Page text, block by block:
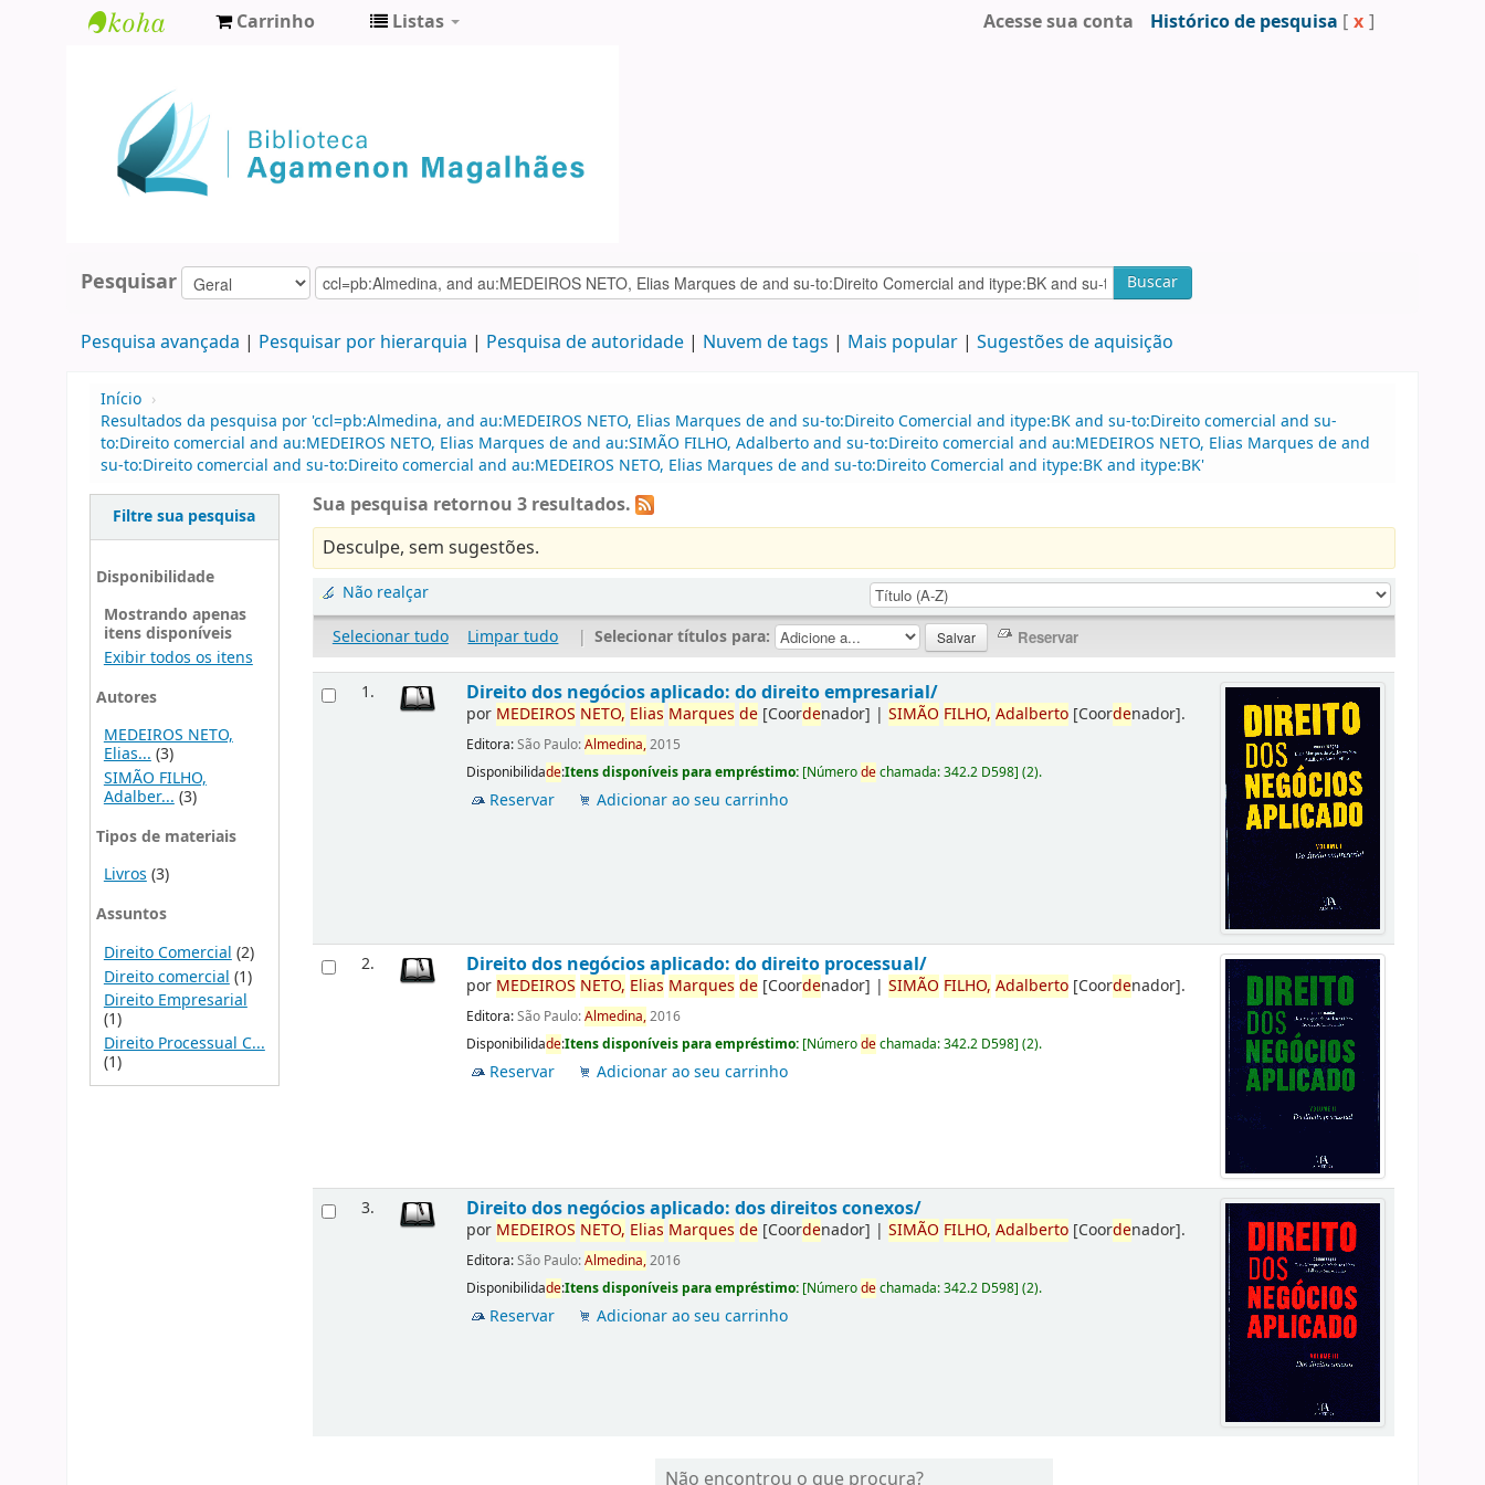
Agamenon
Magalhães
Carrinho Listas Acesse sua conta Histórico de pesquisa [ x ]
Pesquisar Buscar
Pesquisa avançada Pesquisar por hierarquia Pesquisa de autoridade Nuvem de tags Mais popular Sugestões de aquisição
Início ›
Resultados da pesquisa por 'ccl=pb:Almedina, and au:MEDEIROS NETO, Elias Marques de and su-to:Direito Comercial and itype:BK and su-to:Direito comercial and su-
to:Direito comercial and au:MEDEIROS NETO, Elias Marques de and au:SIMÃO FILHO, Adalberto and su-to:Direito comercial and au:MEDEIROS NETO, Elias Marques de and
su-to:Direito comercial and su-to:Direito comercial and au:MEDEIROS NETO, Elias Marques de and su-to:Direito Comercial and itype:BK and itype:BK'
Filtre sua pesquisa
Disponibilidade
Mostrando apenas
itens disponíveis
Exibir todos os itens
Autores
MEDEIROS NETO,
Elias...(3)
SIMÃO FILHO,
Adalber... (3)
Tipos de materiais
Livros(3)
Assuntos
Direito Comercial (2)
Direito comercial (1)
Direito Empresarial
(1)
Direito Processual C...
(1)
Sua pesquisa retornou 3 resultados.
Desculpe, sem sugestões.
Não realçar
Selecionar tudo
Limpar tudo | Selecionar títulos para:
1. Direito dos negócios aplicado: do direito empresarial/
por MEDEIROS NETO, Elias Marques de [Coordenador] |SIMÃO FILHO, Adalberto [Coordenador].
Editora:São Paulo:Almedina,2015
Disponibilidade:Itens disponíveis para empréstimo: [Númerodechamada:342.2 D598](2).
Reservar Adicionar ao seu carrinho
2. Direito dos negócios aplicado: do direito processual/
por MEDEIROS NETO, Elias Marques de [Coordenador] |SIMÃO FILHO, Adalberto [Coordenador].
Editora:São Paulo:Almedina,2016
Disponibilidade:Itens disponíveis para empréstimo: [Númerodechamada:342.2 D598](2).
Reservar Adicionar ao seu carrinho
3. Direito dos negócios aplicado: dos direitos conexos/
por MEDEIROS NETO, Elias Marques de [Coordenador] |SIMÃO FILHO, Adalberto [Coordenador].
Editora:São Paulo:Almedina,2016
Disponibilidade:Itens disponíveis para empréstimo: [Númerodechamada:342.2 D598](2).
Reservar Adicionar ao seu carrinho